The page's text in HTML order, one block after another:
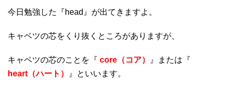
今日勉強した『head』が出てきますよ。
キャベツの芯をくり抜くところがありますが、
キャベツの芯のことを『 core（コア）
』または『
heart（ハート）
』といいます。